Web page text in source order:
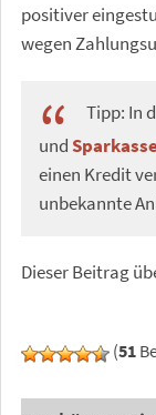
positiver
wegen
Tipp: In
und
einen Kredit
unbekannte
Dieser Beitrag
(51